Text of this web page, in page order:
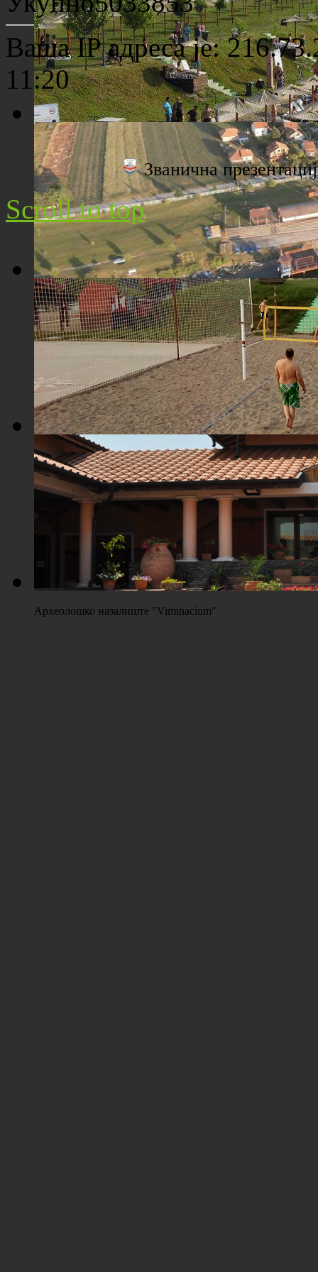
Плажа "Топољар" - Поглед са торња
Плажа "Топољар" - Поглед из ваздуха
Плажа "Топољар" - Терени на песку
Археолошко назалиште "Viminacium"
Ваша IP адреса је:
11:20
Званична
Scroll to top